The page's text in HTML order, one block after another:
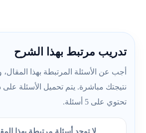
تدريب مرتبط بهذا الشرح
أجب عن الأسئلة المرتبطة بهذا
نتيجتك مباشرة. يتم تحميل الأسئلة
تحتوي على 5 أسئلة.
لا توجد أسئلة مرتبطة بهذا